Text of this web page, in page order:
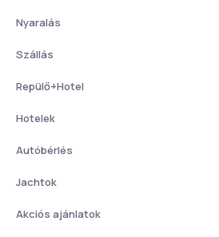
Nyaralás
Szállás
Repülő+Hotel
Hotelek
Autóbérlés
Jachtok
Akciós ajánlatok